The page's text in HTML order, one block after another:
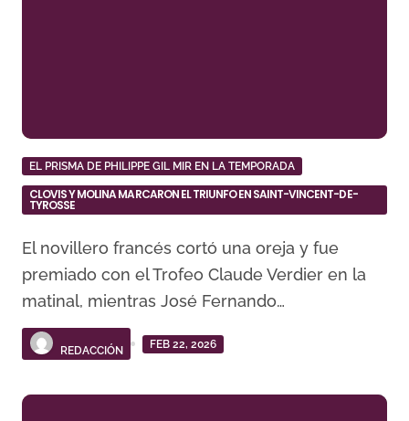
EL PRISMA DE PHILIPPE GIL MIR EN LA TEMPORADA
CLOVIS Y MOLINA MARCARON EL TRIUNFO EN SAINT-VINCENT-DE-
TYROSSE
El novillero francés cortó una oreja y fue
premiado con el Trofeo Claude Verdier en la
matinal, mientras José Fernando…
REDACCIÓN
FEB 22, 2026